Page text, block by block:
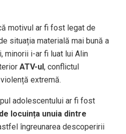
motivul ar fi fost legat de
situația materială mai bună a
minorii i-ar fi luat lui Alin
ATV-ul, conflictul
extremă.
adolescentului ar fi fost
locuința unuia dintre
îngreunarea descoperirii